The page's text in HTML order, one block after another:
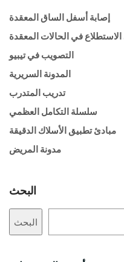
إصابة أسفل الساق المعقدة
في الحالات المعقدة
التصويب في تيبيو
المدونة السريرية
تدريب المتدرب
سلسلة التكامل العظمي
مبادئ تطبيق الأسلاك الدقيقة
مدونة المريض
البحث
البحث